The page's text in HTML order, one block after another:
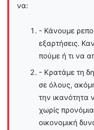
να:
- Κάνουμε
εξαρτήσεις.
πούμε ή τι να
- Κρατάμε τη
σε όλους,
την ικανότητα
χωρίς
οικονομική